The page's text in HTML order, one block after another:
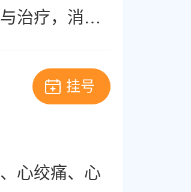
治疗，消化
挂号
心绞痛、心